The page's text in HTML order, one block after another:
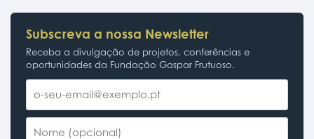
Subscreva a nossa Newsletter
Receba a divulgação de projetos, conferências e
oportunidades da Fundação Gaspar Frutuoso.